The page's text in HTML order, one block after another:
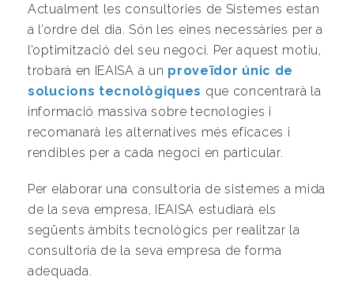
Actualment les consultories de Sistemes estan
a l’ordre del dia. Són les eines necessàries per a
l’optimització del seu negoci. Per aquest motiu,
trobarà en IEAISA a un proveïdor únic de
solucions tecnològiques que concentrarà la
informació massiva sobre tecnologies i
recomanarà les alternatives més eficaces i
rendibles per a cada negoci en particular.
Per elaborar una consultoria de sistemes a mida
de la seva empresa, IEAISA estudiarà els
següents àmbits tecnològics per realitzar la
consultoria de la seva empresa de forma
adequada.